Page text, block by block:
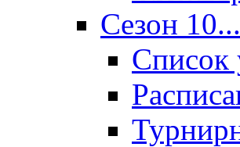
Сезон 10...
Список